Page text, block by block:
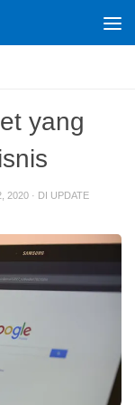
yang
2020 · DI UPDATE